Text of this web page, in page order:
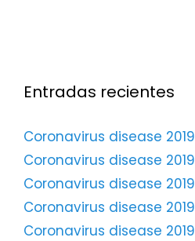
Entradas recientes
Coronavirus disease 2019
Coronavirus disease 2019
Coronavirus disease 2019
Coronavirus disease 2019
Coronavirus disease 2019